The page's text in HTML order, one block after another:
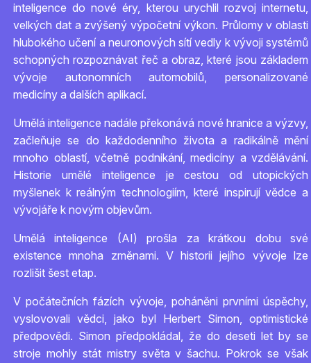
inteligence do nové éry, kterou urychlil rozvoj internetu,
velkých dat a zvýšený výpočetní výkon. Průlomy v oblasti
hlubokého učení a neuronových sítí vedly k vývoji systémů
schopných rozpoznávat řeč a obraz, které jsou základem
vývoje autonomních automobilů, personalizované
medicíny a dalších aplikací.
Umělá inteligence nadále překonává nové hranice a výzvy,
začleňuje se do každodenního života a radikálně mění
mnoho oblastí, včetně podnikání, medicíny a vzdělávání.
Historie umělé inteligence je cestou od utopických
myšlenek k reálným technologiím, které inspirují vědce a
vývojáře k novým objevům.
Umělá inteligence (AI) prošla za krátkou dobu své
existence mnoha změnami. V historii jejího vývoje lze
rozlišit šest etap.
V počátečních fázích vývoje, poháněni prvními úspěchy,
vyslovovali vědci, jako byl Herbert Simon, optimistické
předpovědi. Simon předpokládal, že do deseti let by se
stroje mohly stát mistry světa v šachu. Pokrok se však